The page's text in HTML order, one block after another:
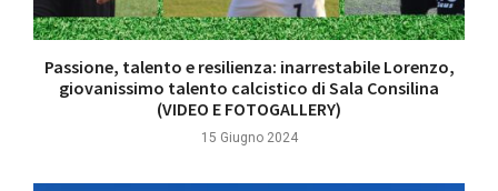
Passione, talento e resilienza: inarrestabile Lorenzo,
giovanissimo talento calcistico di Sala Consilina
(VIDEO E FOTOGALLERY)
15 Giugno 2024